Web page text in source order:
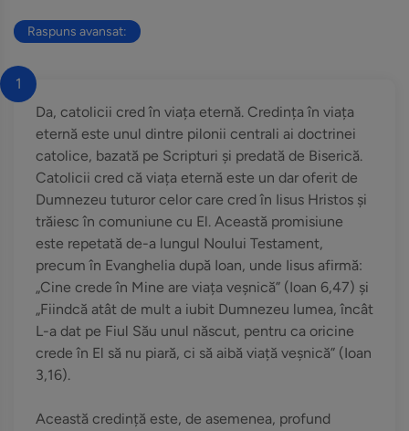
Raspuns avansat:
1
Da, catolicii cred în viața eternă. Credința în viața
eternă este unul dintre pilonii centrali ai doctrinei
catolice, bazată pe Scripturi și predată de Biserică.
Catolicii cred că viața eternă este un dar oferit de
Dumnezeu tuturor celor care cred în Iisus Hristos și
trăiesc în comuniune cu El. Această promisiune
este repetată de-a lungul Noului Testament,
precum în Evanghelia după Ioan, unde Iisus afirmă:
„Cine crede în Mine are viața veșnică” (Ioan 6,47) și
„Fiindcă atât de mult a iubit Dumnezeu lumea, încât
L-a dat pe Fiul Său unul născut, pentru ca oricine
crede în El să nu piară, ci să aibă viață veșnică” (Ioan
3,16).
Această credință este, de asemenea, profund